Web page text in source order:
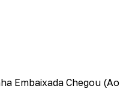
Embaixada Chegou (Ao